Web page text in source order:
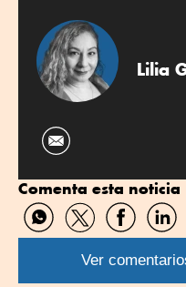
Lilia
Comenta esta noticia
Compartir
por
WhatsApp
Compartir
por
Twitter
Compartir
por
Facebook
por
Ver